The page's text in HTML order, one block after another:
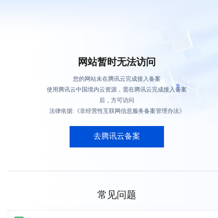
网站暂时无法访问
您的网站未在腾讯云完成接入备案
使用腾讯云中国境内云资源，需在腾讯云完成接入备案
后，方可访问
法律依据:《非经营性互联网信息服务备案管理办法》
去腾讯云备案
常见问题